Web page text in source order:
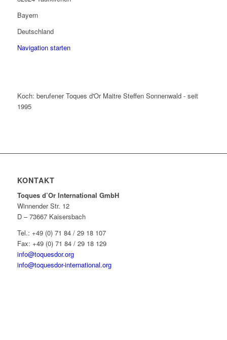
Bayern
Deutschland
Navigation starten
Koch: berufener Toques d'Or Maitre Steffen Sonnenwald - seit
1995
KONTAKT
Toques d’Or International GmbH
Winnender Str. 12
D – 73667 Kaisersbach
Tel.: +49 (0) 71 84 / 29 18 107
Fax: +49 (0) 71 84 / 29 18 129
info@toquesdor.org
info@toquesdor-international.org